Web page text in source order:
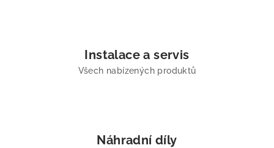
Instalace a servis
Všech nabízených produktů
Náhradní díly